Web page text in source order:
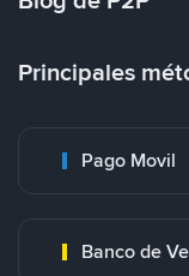
Principales
Pago Movil
Banco de